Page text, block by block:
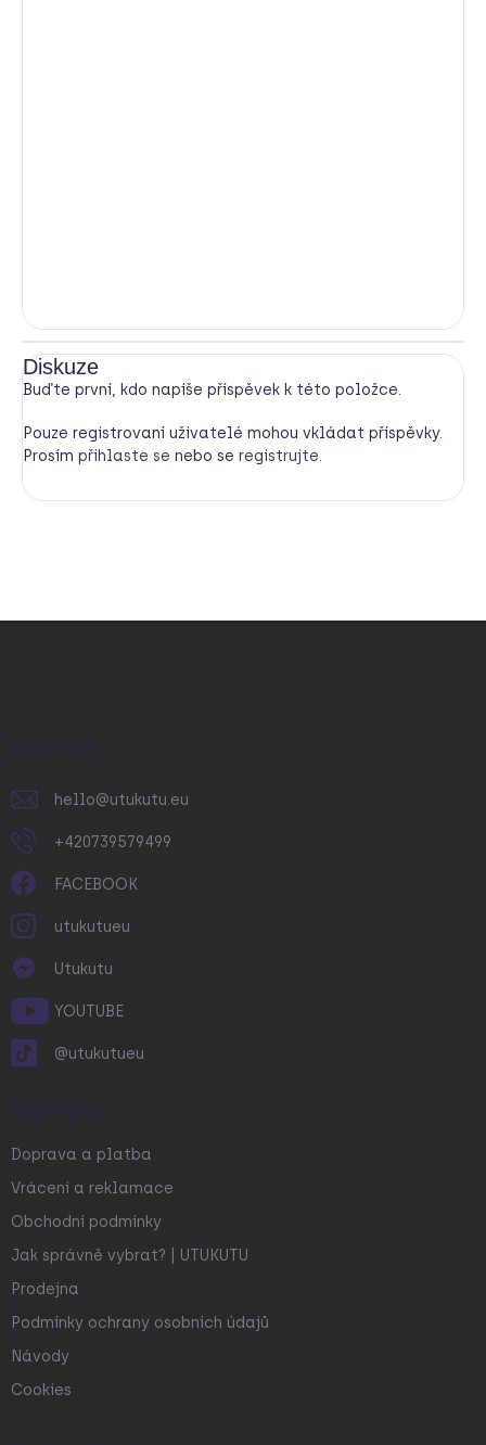
Diskuze
Buďte první, kdo napíše příspěvek k této položce.
Pouze registrovaní uživatelé mohou vkládat příspěvky.
Prosím přihlaste se nebo se registrujte.
KONTAKT
hello@utukutu.eu
+420739579499
FACEBOOK
utukutueu
Utukutu
YOUTUBE
@utukutueu
O NÁKUPU
Doprava a platba
Vrácení a reklamace
Obchodní podmínky
Jak správně vybrat? | UTUKUTU
Prodejna
Podmínky ochrany osobních údajů
Návody
Cookies